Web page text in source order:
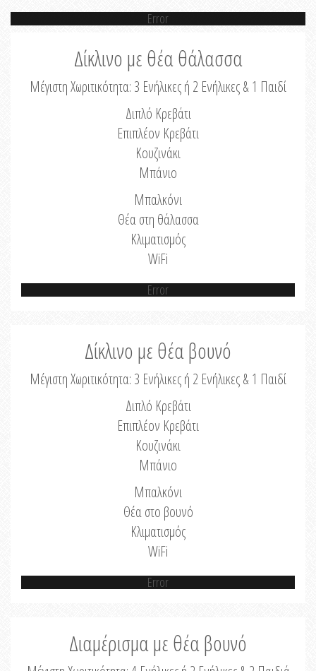
Error
Δίκλινο με θέα θάλασσα
Μέγιστη Χωριτικότητα: 3 Ενήλικες ή 2 Ενήλικες & 1 Παιδί
Διπλό Κρεβάτι
Επιπλέον Κρεβάτι
Κουζινάκι
Μπάνιο
Μπαλκόνι
Θέα στη θάλασσα
Κλιματισμός
WiFi
Error
Δίκλινο με θέα βουνό
Μέγιστη Χωριτικότητα: 3 Ενήλικες ή 2 Ενήλικες & 1 Παιδί
Διπλό Κρεβάτι
Επιπλέον Κρεβάτι
Κουζινάκι
Μπάνιο
Μπαλκόνι
Θέα στο βουνό
Κλιματισμός
WiFi
Error
Διαμέρισμα με θέα βουνό